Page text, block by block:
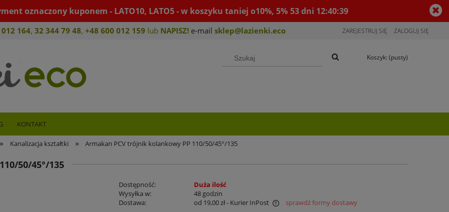
oznaczony kuponem - LATO10, LATO5 - w koszyku taniej o10%, 5% 53dni 12:40:39
164, 32 344 79 48, +48 600 012 159 lub NAPISZ! e-mail sklep@lazienki.eco ZAREJESTRUJ SIĘ ZALOGUJ SIĘ
Koszyk: (pusty)
KONTAKT
» Kanalizacja kształtki » Armakan PCV trójnik kolankowy PP 110/50/45°/135
50/45°/135
Dostępność:
Duża ilość
Wysyłka w:
48 godzin
Dostawa:
od 19,00 zł- Kurier InPost sprawdź formy dostawy